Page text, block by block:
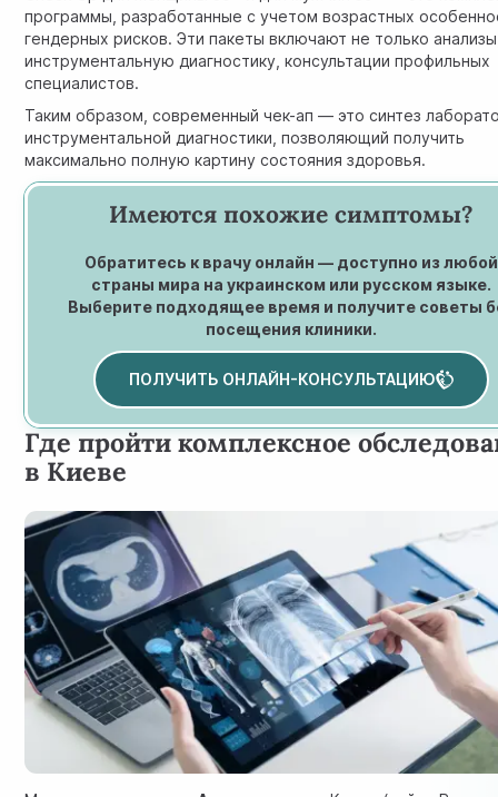
программы, разработанные с учетом возрастных
гендерных рисков. Эти пакеты включают не только
инструментальную диагностику, консультации профильных
специалистов.
Таким образом, современный чек-ап — это синтез
инструментальной диагностики, позволяющий получить
максимально полную картину состояния здоровья.
Имеются похожие симптомы?
Обратитесь к врачу онлайн — доступно из любой
страны мира на украинском или русском языке.
Выберите подходящее время и получите советы
посещения клиники.
ПОЛУЧИТЬ ОНЛАЙН-КОНСУЛЬТАЦИЮ
Где пройти комплексное
в Киеве